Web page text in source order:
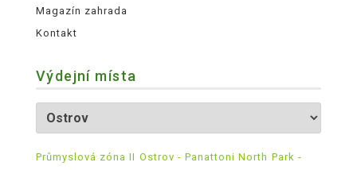
Magazín zahrada
Kontakt
Výdejní místa
Průmyslová zóna II Ostrov - Panattoni North Park -